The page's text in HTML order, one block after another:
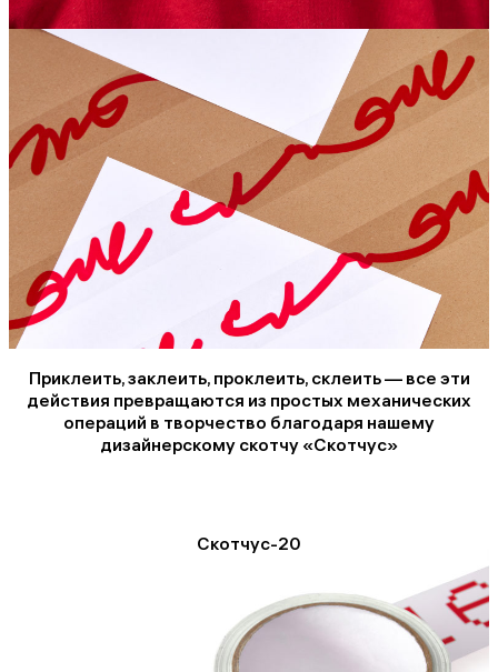
Скотчус-20
Приклеить, заклеить, проклеить, склеить — все эти
действия превращаются из простых механических
операций в творчество благодаря нашему
дизайнерскому скотчу «Скотчус»